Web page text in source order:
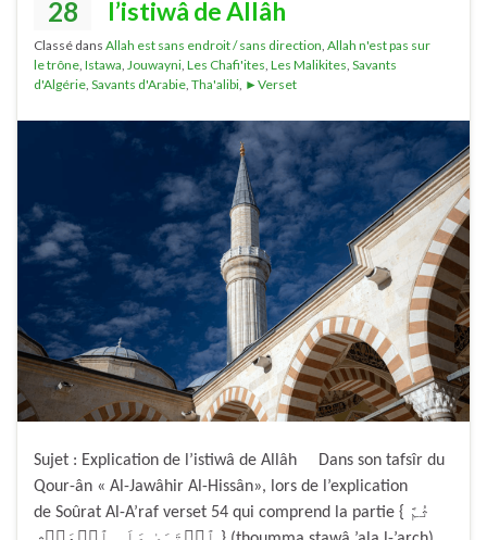
28
l’istiwâ de Allâh
Classé dans Allah est sans endroit / sans direction Allah n'est pas sur
le trône Istawa Jouwayni Les Chafi'ites Les Malikites Savants
d'Algérie Savants d'Arabie Tha'alibi ►Verset
Sujet : Explication de l’istiwâ de Allâh Dans son tafsîr du
Qour-ân « Al-Jawâhir Al-Hissân», lors de l’explication
de Soûrat Al-A’raf verset 54 qui comprend la partie { ثُمَّ